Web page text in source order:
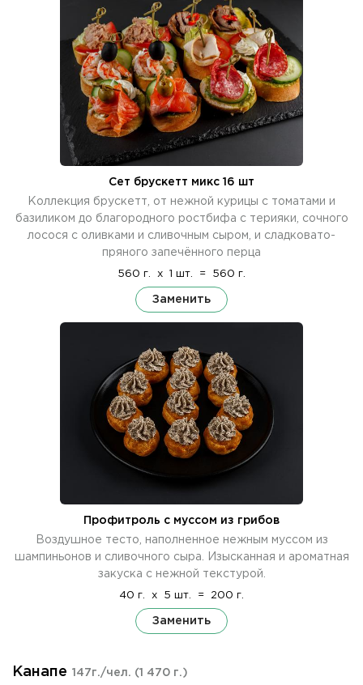
Сет брускетт микс 16 шт
Коллекция брускетт, от нежной курицы с томатами и
базиликом до благородного ростбифа с терияки, сочного
лосося с оливками и сливочным сыром, и сладковато-
пряного запечённого перца
560 г. x 1 шт. = 560 г.
Заменить
Профитроль с муссом из грибов
Воздушное тесто, наполненное нежным муссом из
шампиньонов и сливочного сыра. Изысканная и ароматная
закуска с нежной текстурой.
40 г. x 5 шт. = 200 г.
Заменить
Канапе 147г./чел. (1 470 г.)